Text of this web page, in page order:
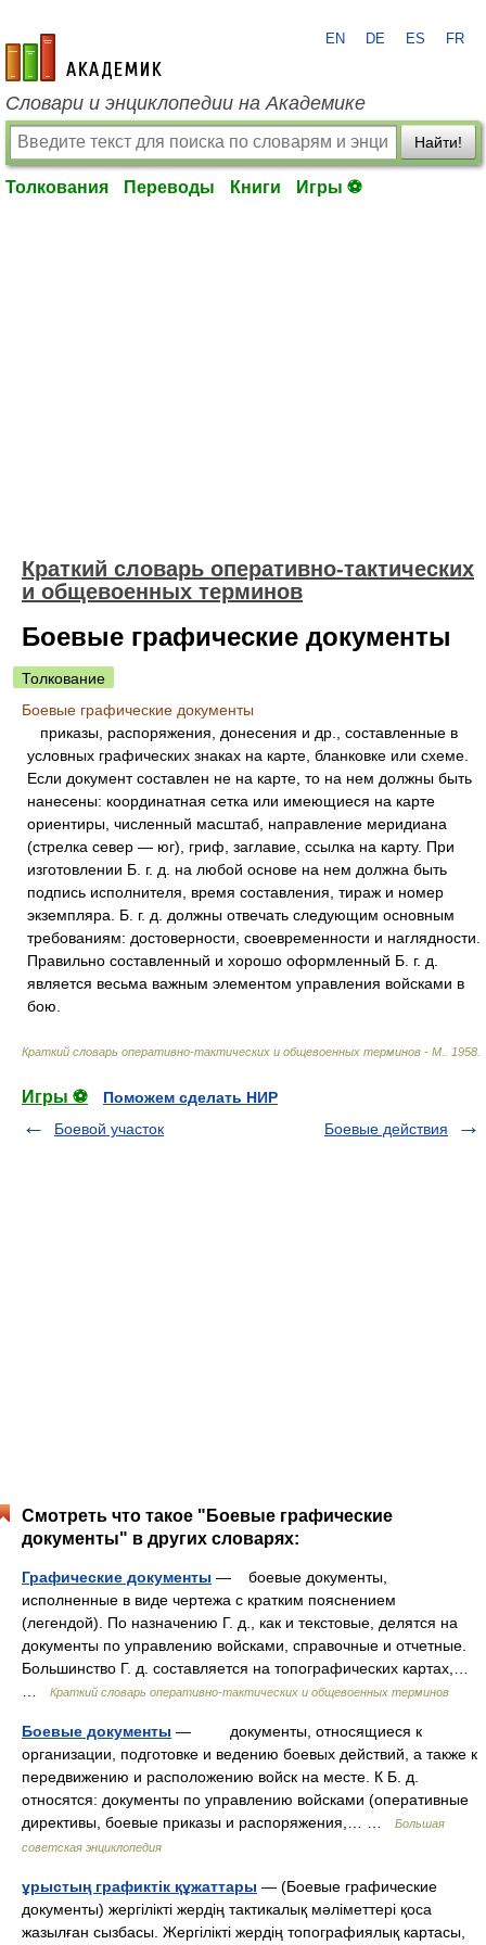
academic.ru
EN DE ES FR
Словари и энциклопедии на Академике
Найти!
Толкования Переводы Книги Игры ⚽
Краткий словарь оперативно-тактических
и общевоенных терминов
Боевые графические документы
Толкование
Боевые графические документы
приказы, распоряжения, донесения и др., составленные в
условных графических знаках на карте, бланковке или схеме.
Если документ составлен не на карте, то на нем должны быть
нанесены: координатная сетка или имеющиеся на карте
ориентиры, численный масштаб, направление меридиана
(стрелка север — юг), гриф, заглавие, ссылка на карту. При
изготовлении Б. г. д. на любой основе на нем должна быть
подпись исполнителя, время составления, тираж и номер
экземпляра. Б. г. д. должны отвечать следующим основным
требованиям: достоверности, своевременности и наглядности.
Правильно составленный и хорошо оформленный Б. г. д.
является весьма важным элементом управления войсками в
бою.
Краткий словарь оперативно-тактических и общевоенных терминов - М. 1958
Игры ⚽
Поможем сделать НИР
Боевой участок
Боевые действия
Смотреть что такое "Боевые графические
документы" в других словарях:
Графические документы — боевые документы,
исполненные в виде чертежа с кратким пояснением
(легендой). По назначению Г. д., как и текстовые, делятся на
документы по управлению войсками, справочные и отчетные.
Большинство Г. д. составляется на топографических картах,…
Краткий словарь оперативно-тактических и общевоенных терминов
Боевые документы — документы, относящиеся к
организации, подготовке и ведению боевых действий, а также к
передвижению и расположению войск на месте. К Б. д.
относятся: документы по управлению войсками (оперативные
директивы, боевые приказы и распоряжения,… …
Большая
советская энциклопедия
ұрыстың графиктік құжаттары — (Боевые графические
документы) жергілікті жердің тактикалық мәліметтері қоса
жазылған сызбасы. Жергілікті жердің топографиялық картасы,